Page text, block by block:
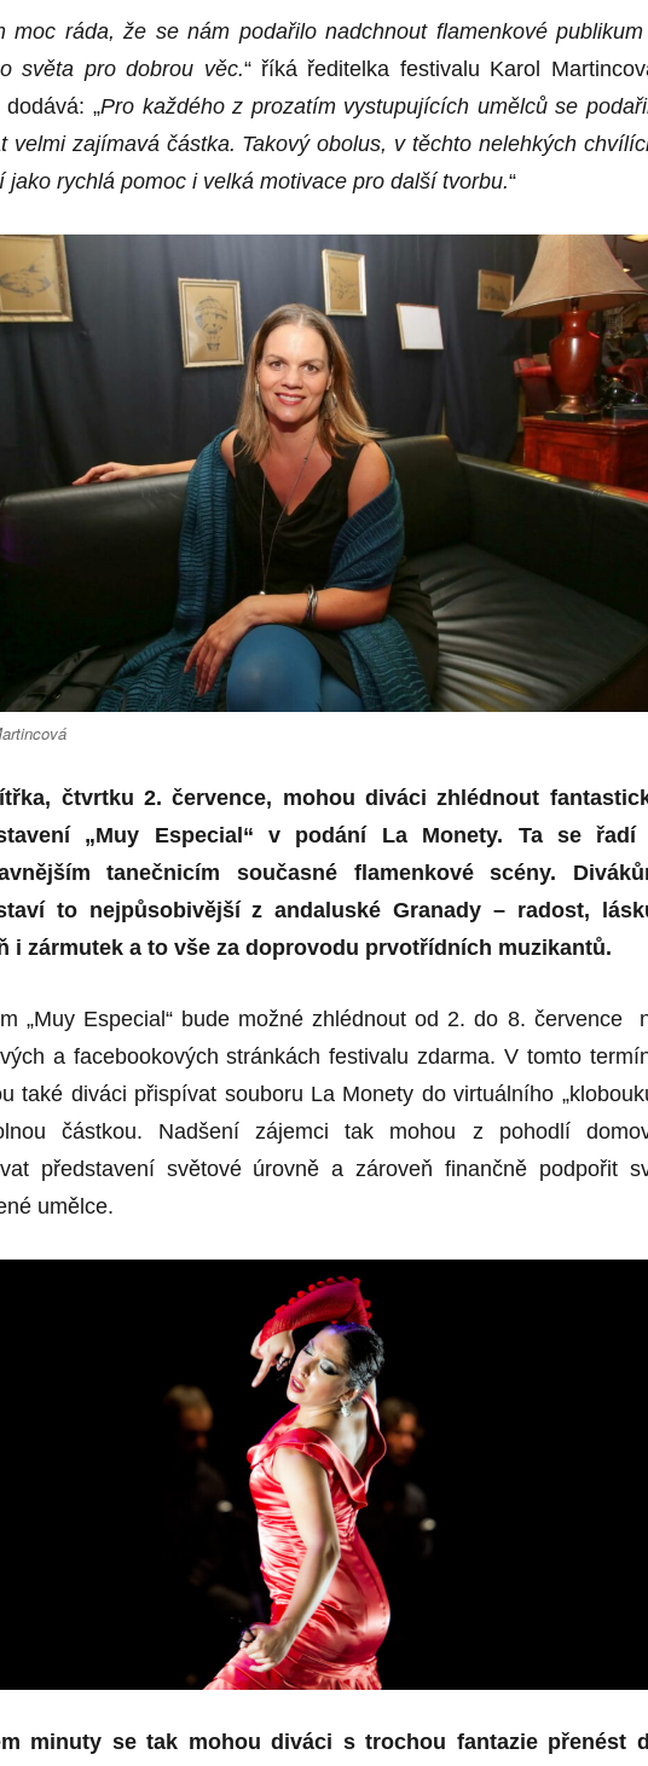
moc ráda, že se nám podařilo nadchnout flamenkové
světa pro dobrou věc.“ říká ředitelka festivalu Karol
dodává: „Pro každého z prozatím vystupujících umělců se
velmi zajímavá částka. Takový obolus, v těchto nelehkých
jako rychlá pomoc i velká motivace pro další tvorbu.“
čtvrtku 2. července, mohou diváci zhlédnout
„Muy Especial“ v podání La Monety. Ta se řadí
tanečnicím současné flamenkové scény.
to nejpůsobivější z andaluské Granady – radost,
i zármutek a to vše za doprovodu prvotřídních muzikantů.
„Muy Especial“ bude možné zhlédnout od 2. do 8. července
a facebookových stránkách festivalu zdarma. V tomto
také diváci přispívat souboru La Monety do virtuálního
částkou. Nadšení zájemci tak mohou z pohodlí
představení světové úrovně a zároveň finančně podpořit
umělce.
minuty se tak mohou diváci s trochou fantazie přenést